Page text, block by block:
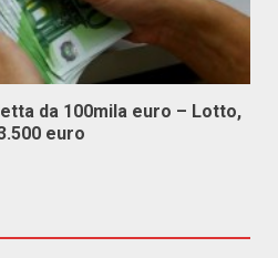
da 100mila euro – Lotto,
euro